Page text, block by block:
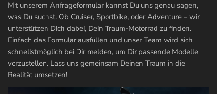
Mit unserem Anfrageformular kannst Du uns genau sagen,
was Du suchst. Ob Cruiser, Sportbike, oder Adventure – wir
unterstützen Dich dabei, Dein Traum-Motorrad zu finden.
Einfach das Formular ausfüllen und unser Team wird sich
schnellstmöglich bei Dir melden, um Dir passende Modelle
vorzustellen. Lass uns gemeinsam Deinen Traum in die
Realität umsetzen!